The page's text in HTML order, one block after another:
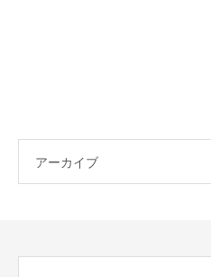
アーカイブ